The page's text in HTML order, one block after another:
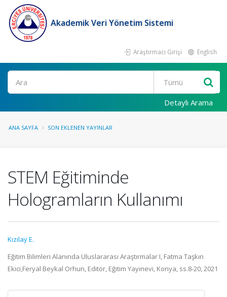
Akademik Veri Yönetim Sistemi
Araştırmacı Girişi English
Ara
Detaylı Arama
ANA SAYFA SON EKLENEN YAYINLAR
STEM Eğitiminde
Hologramların Kullanımı
Kızılay E.
Eğitim Bilimleri Alanında Uluslararası Araştırmalar I, Fatma Taşkın
Ekici,Feryal Beykal Orhun, Editör, Eğitim Yayınevi, Konya, ss.8-20, 2021